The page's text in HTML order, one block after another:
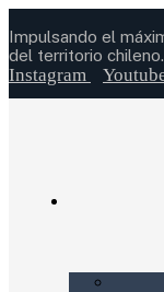
Impulsando el
del territorio chileno.
Instagram